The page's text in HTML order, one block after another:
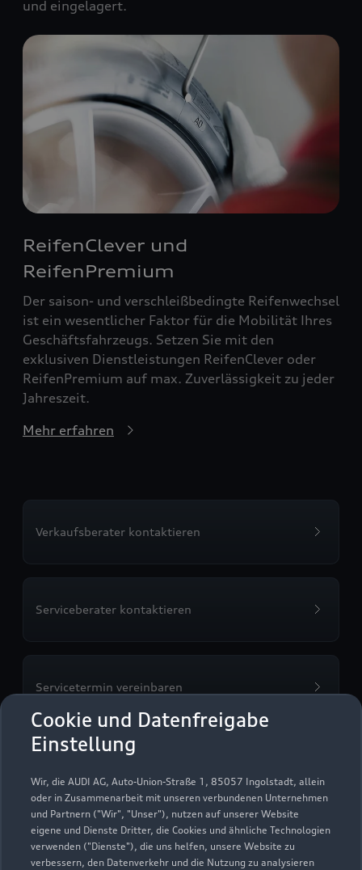
Cookie und Datenfreigabe
Einstellung
Wir, die AUDI AG, Auto-Union-Straße 1, 85057 Ingolstadt, allein
oder in Zusammenarbeit mit unseren verbundenen Unternehmen
und Partnern ("Wir", "Unser"), nutzen auf unserer Website
eigene und Dienste Dritter, die Cookies und ähnliche Technologien
verwenden ("Dienste"), die uns helfen, unsere Website zu
verbessern, den Datenverkehr und die Nutzung zu analysieren
und eingelagert.
ReifenClever und
ReifenPremium
Der saison- und verschleißbedingte Reifenwechsel
ist ein wesentlicher Faktor für die Mobilität Ihres
Geschäftsfahrzeugs. Setzen Sie mit den
exklusiven Dienstleistungen ReifenClever oder
ReifenPremium auf max. Zuverlässigkeit zu jeder
Jahreszeit.
Mehr erfahren
Verkaufsberater kontaktieren
Serviceberater kontaktieren
Servicetermin vereinbaren
MOLL GRUPPE | Autohaus